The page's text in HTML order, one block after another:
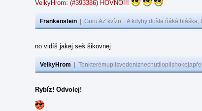
VelkyHrom: (#393386) HOVNO!!!
Frankenstein Guru AZ kvízu... A kdyby došla ňáká
no vidíš jakej seš šikovnej
VelkyHrom
Rybíz! Odvolej!